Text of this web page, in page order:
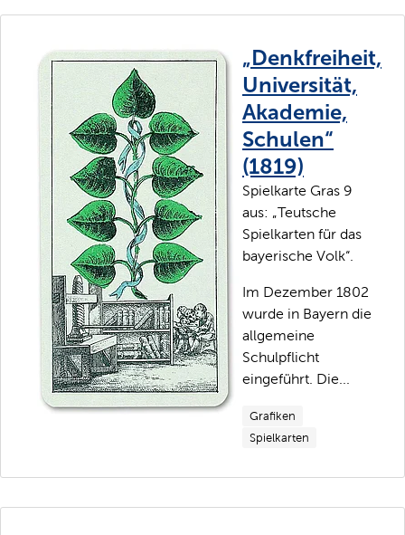
„Denkfreiheit,
Universität,
Akademie,
Schulen“
(1819)
Spielkarte Gras 9
aus: „Teutsche
Spielkarten für das
bayerische Volk“.
Im Dezember 1802
wurde in Bayern die
allgemeine
Schulpflicht
eingeführt. Die...
Grafiken
Spielkarten